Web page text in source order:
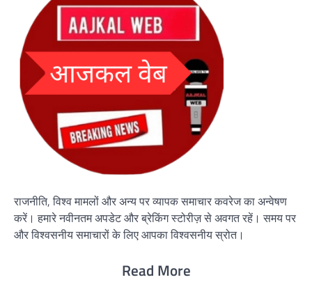
राजनीति, विश्व मामलों और अन्य पर व्यापक समाचार कवरेज का अन्वेषण
करें। हमारे नवीनतम अपडेट और ब्रेकिंग स्टोरीज़ से अवगत रहें। समय पर
और विश्वसनीय समाचारों के लिए आपका विश्वसनीय स्रोत।
Read More